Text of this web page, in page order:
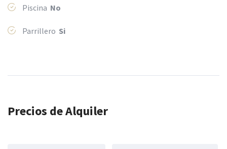
Piscina No
Parrillero Si
Precios de Alquiler